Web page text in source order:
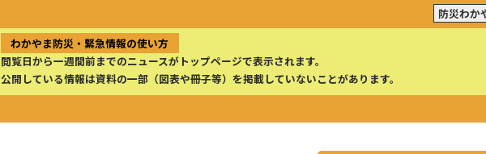
防災わか
わかやま防災・緊急情報の使い方
閲覧日から一週間前までのニュースがトップページで表示されます。
公開している情報は資料の一部（図表や冊子等）を掲載していないことがあります。